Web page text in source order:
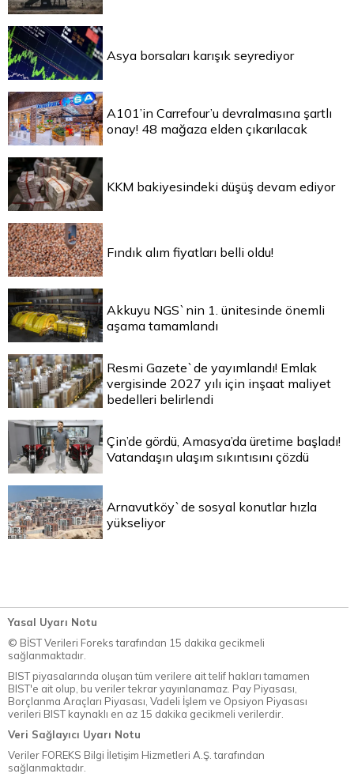
Asya borsaları karışık seyrediyor
A101’in Carrefour’u devralmasına şartlı
onay! 48 mağaza elden çıkarılacak
KKM bakiyesindeki düşüş devam ediyor
Fındık alım fiyatları belli oldu!
Akkuyu NGS`nin 1. ünitesinde önemli
aşama tamamlandı
Resmi Gazete`de yayımlandı! Emlak
vergisinde 2027 yılı için inşaat maliyet
bedelleri belirlendi
Çin’de gördü, Amasya’da üretime başladı!
Vatandaşın ulaşım sıkıntısını çözdü
Arnavutköy`de sosyal konutlar hızla
yükseliyor
Yasal Uyarı Notu
© BİST Verileri Foreks tarafından 15 dakika gecikmeli
sağlanmaktadır.
BIST piyasalarında oluşan tüm verilere ait telif hakları tamamen
BIST'e ait olup, bu veriler tekrar yayınlanamaz. Pay Piyasası,
Borçlanma Araçları Piyasası, Vadeli İşlem ve Opsiyon Piyasası
verileri BIST kaynaklı en az 15 dakika gecikmeli verilerdir.
Veri Sağlayıcı Uyarı Notu
Veriler FOREKS Bilgi İletişim Hizmetleri A.Ş. tarafından
sağlanmaktadır.